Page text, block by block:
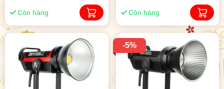
Còn hàng Còn hàng
-5%